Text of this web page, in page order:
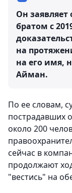
Он заявляет
братом с
на
на его имя,
Айман.
По ее словам,
пострадавших
около 200
сейчас в
продолжают
"вестись" на